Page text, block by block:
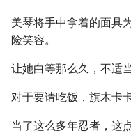
美琴将手中拿着的面具
险笑容。
让她白等那么久，不适
对于要请吃饭，旗木卡
当了这么多年忍者，这